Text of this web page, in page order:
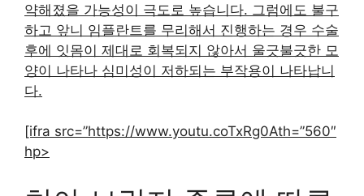
약해졌을 가능성이 극도로 높습니다. 그럼에도 불구
하고 앞니 임플란트를 무리해서 진행하는 경우 수술
후에 잇몸이 제대로 회복되지 않아서 울긋불긋한 모
양이 나타나 심미성이 저하되는 부작용이 나타납니
다.
[ifra src=”https://www.youtu.coTxRg0Ath=”560″
hp>